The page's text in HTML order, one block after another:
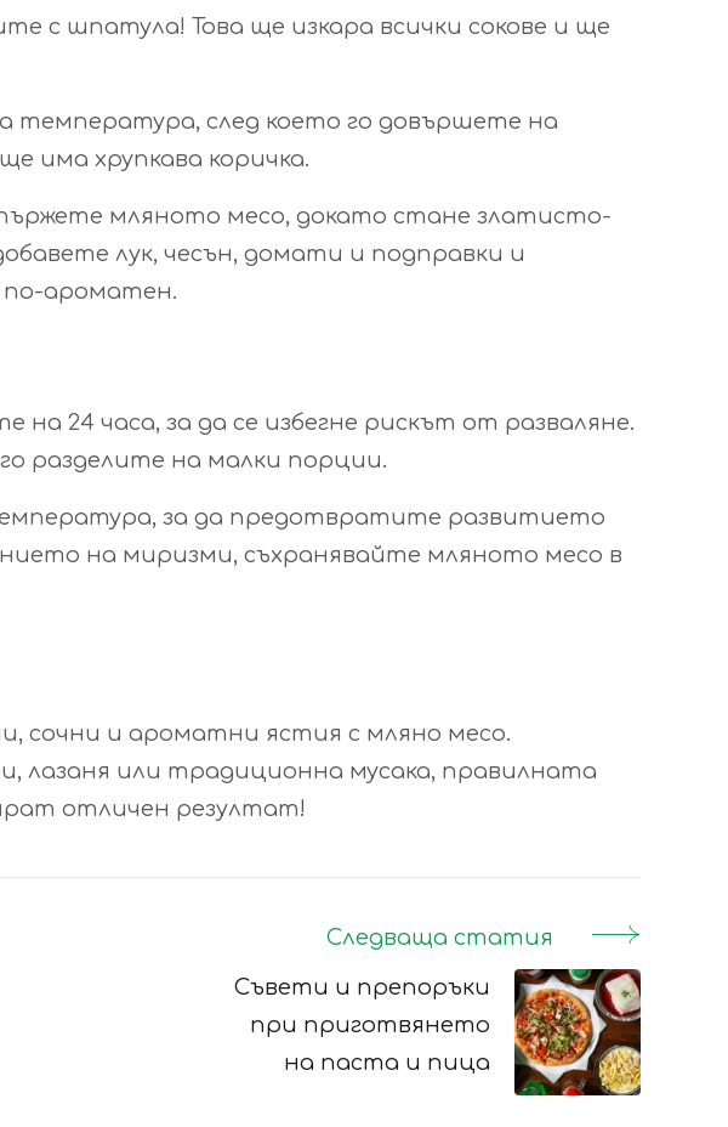
с шпатула! Това ще изкара всички сокове и ще
температура, след което го довършете на
има хрупкава коричка.
мляното месо, докато стане златисто-
лук, чесън, домати и подправки и
по-ароматен.
24 часа, за да се избегне рискът от разваляне.
разделите на малки порции.
за да предотвратите развитието
на миризми, съхранявайте мляното месо в
сочни и ароматни ястия с мляно месо.
лазаня или традиционна мусака, правилната
отличен резултат!
Следваща статия
Съвети и препоръки
при приготвянето
на паста и пица